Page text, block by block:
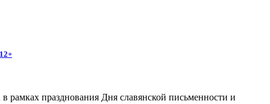
12+
в рамках празднования Дня славянской письменности и